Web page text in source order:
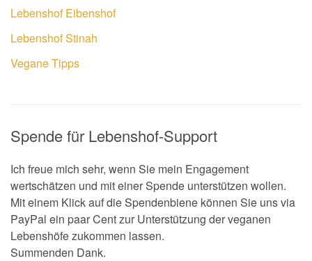
Lebenshof Eibenshof
Lebenshof Stinah
Vegane Tipps
Spende für Lebenshof-Support
Ich freue mich sehr, wenn Sie mein Engagement
wertschätzen und mit einer Spende unterstützen wollen.
Mit einem Klick auf die Spendenbiene können Sie uns via
PayPal ein paar Cent zur Unterstützung der veganen
Lebenshöfe zukommen lassen.
Summenden Dank.